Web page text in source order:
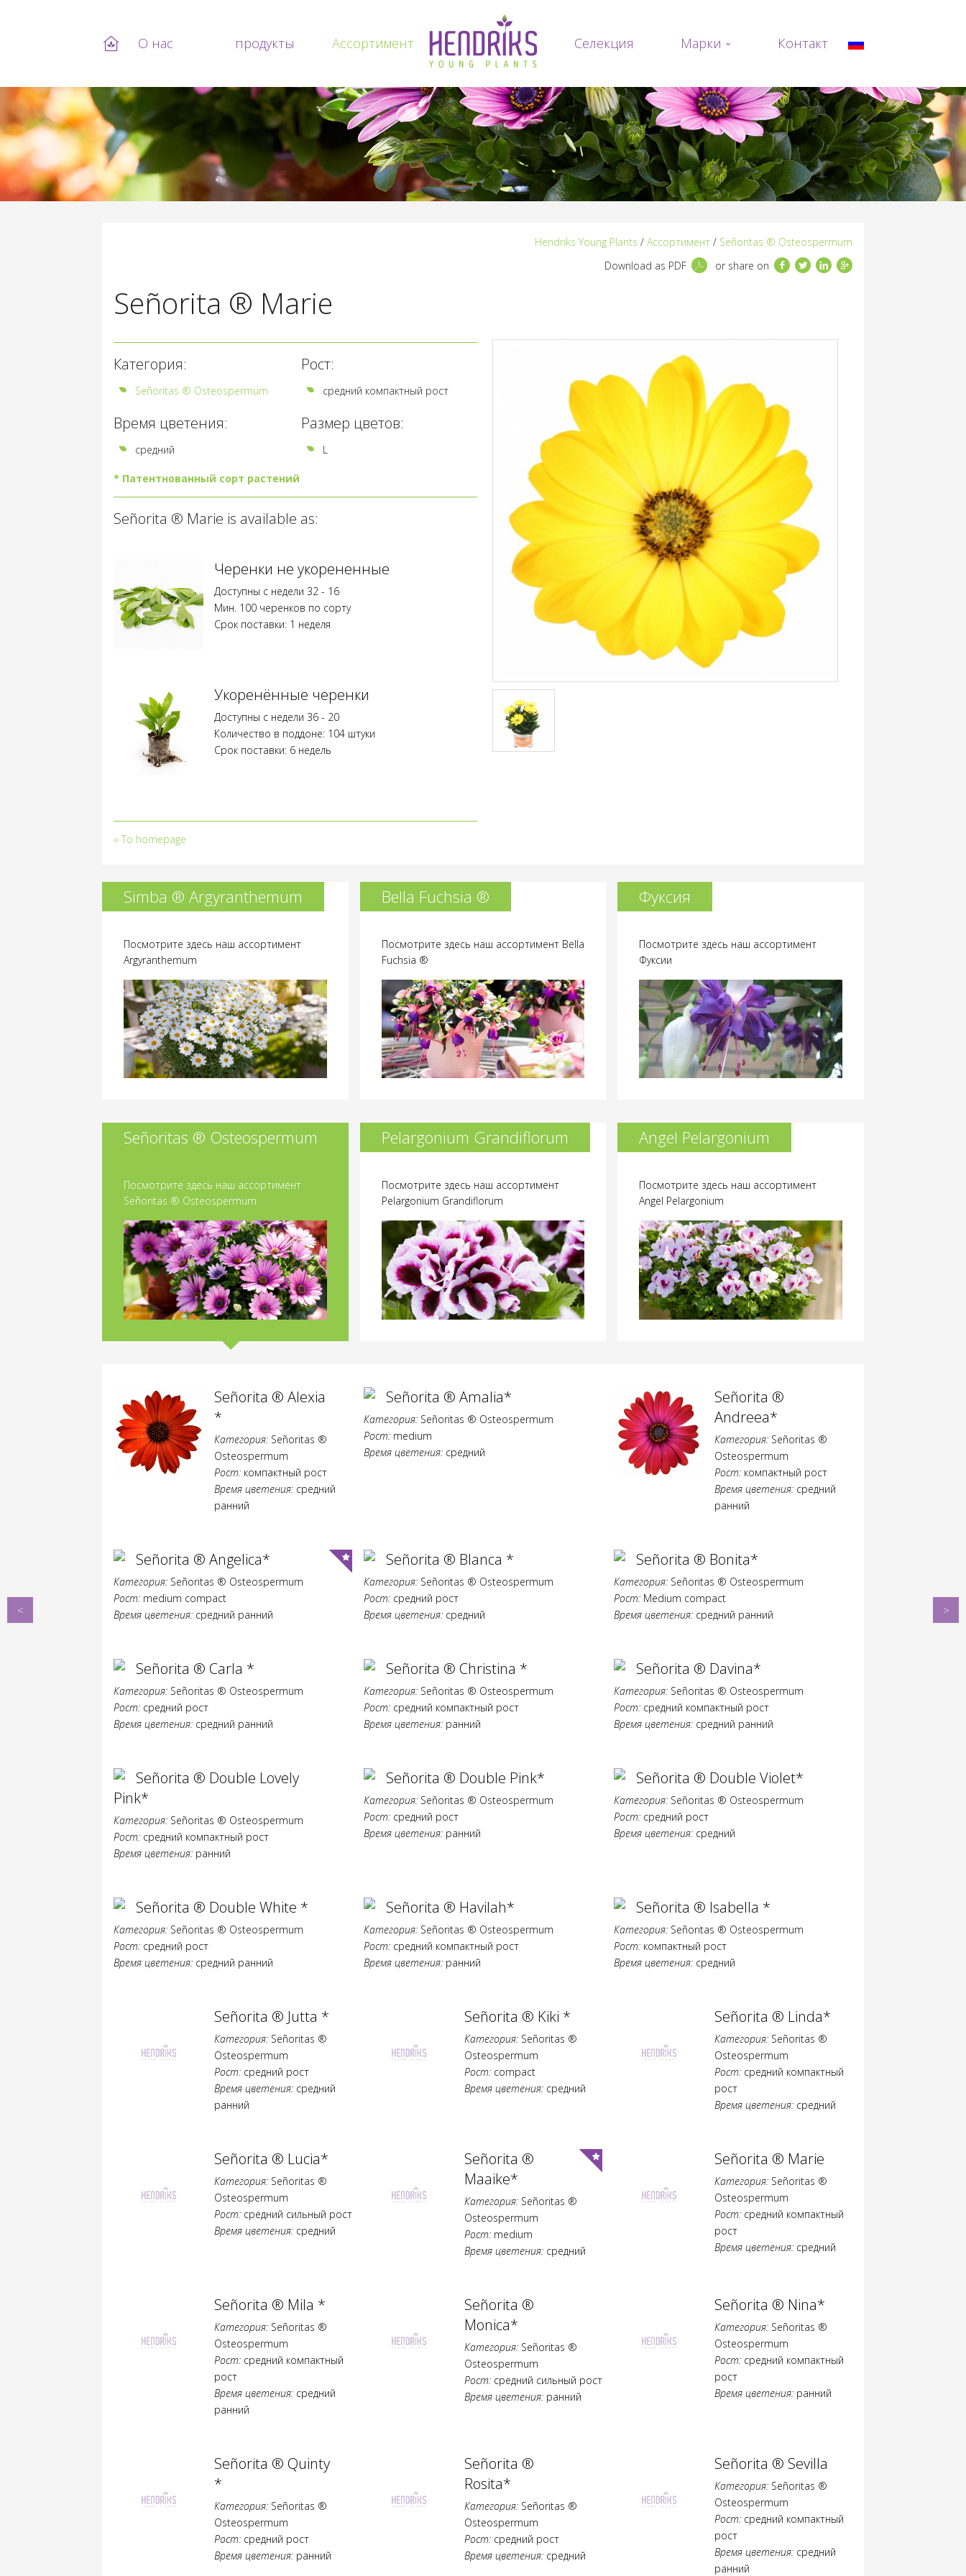
О нас продукты Ассортимент Voorpagina Селекция Марки Контакт
Hendriks Young Plants / Ассортимент / Señoritas ® Osteospermum
Download as PDF
or share on Facebook
TwitterLinkedInGoogle+
Señorita ® Marie
Категория:
Señoritas ® Osteospermum
Время цветения:
средний
Рост:
средний компактный рост
Размер цветов:
L
* Патентнованный сорт растений
виды
селекционеров
растений
действительной
лицензии
илидоговора
размножение
Señorita ® Marie is available as:
Черенки не укорененные
Доступны с недели 32 - 16
Мин. 100 черенков по сорту
Срок поставки: 1 неделя
Укоренённые черенки
Доступны с недели 36 - 20
Количество в поддоне: 104 штуки
Срок поставки: 6 недель
« To homepage
Simba ® Argyranthemum
Посмотрите здесь наш ассортимент
Argyranthemum
Bella Fuchsia ®
Посмотрите здесь наш ассортимент Bella
Fuchsia ®
Фуксия
Посмотрите здесь наш ассортимент
Фуксии
Señoritas ® Osteospermum
Посмотрите здесь наш ассортимент
Señoritas ® Osteospermum
Pelargonium Grandiflorum
Посмотрите здесь наш ассортимент
Pelargonium Grandiflorum
Angel Pelargonium
Посмотрите здесь наш ассортимент
Angel Pelargonium
Señorita ® Alexia
*
Категория: Señoritas ®
Osteospermum
Рост: компактный рост
Время цветения: средний
ранний
Señorita ® Amalia*
Категория: Señoritas ® Osteospermum
Рост: medium
Время цветения: средний
Señorita ®
Andreea*
Категория: Señoritas ®
Osteospermum
Рост: компактный рост
Время цветения: средний
ранний
Señorita ® Angelica*
Категория: Señoritas ® Osteospermum
Рост: medium compact
Время цветения: средний ранний
Señorita ® Blanca *
Категория: Señoritas ® Osteospermum
Рост: средний рост
Время цветения: средний
Señorita ® Bonita*
Категория: Señoritas ® Osteospermum
Рост: Medium compact
Время цветения: средний ранний
Señorita ® Carla *
Категория: Señoritas ® Osteospermum
Рост: средний рост
Время цветения: средний ранний
Señorita ® Christina *
Категория: Señoritas ® Osteospermum
Рост: средний компактный рост
Время цветения: ранний
Señorita ® Davina*
Категория: Señoritas ® Osteospermum
Рост: средний компактный рост
Время цветения: средний ранний
Señorita ® Double Lovely
Pink*
Категория: Señoritas ® Osteospermum
Рост: средний компактный рост
Время цветения: ранний
Señorita ® Double Pink*
Категория: Señoritas ® Osteospermum
Рост: средний рост
Время цветения: ранний
Señorita ® Double Violet*
Категория: Señoritas ® Osteospermum
Рост: средний рост
Время цветения: средний
Señorita ® Double White *
Категория: Señoritas ® Osteospermum
Рост: средний рост
Время цветения: средний ранний
Señorita ® Havilah*
Категория: Señoritas ® Osteospermum
Рост: средний компактный рост
Время цветения: ранний
Señorita ® Isabella *
Категория: Señoritas ® Osteospermum
Рост: компактный рост
Время цветения: средний
Señorita ® Jutta *
Категория: Señoritas ®
Osteospermum
Рост: средний рост
Время цветения: средний
ранний
Señorita ® Kiki *
Категория: Señoritas ®
Osteospermum
Рост: compact
Время цветения: средний
Señorita ® Linda*
Категория: Señoritas ®
Osteospermum
Рост: средний компактный
рост
Время цветения: средний
Señorita ® Lucia*
Категория: Señoritas ®
Osteospermum
Рост: средний сильный рост
Время цветения: средний
Señorita ®
Maaike*
Категория: Señoritas ®
Osteospermum
Рост: medium
Время цветения: средний
Señorita ® Marie
Категория: Señoritas ®
Osteospermum
Рост: средний компактный
рост
Время цветения: средний
Señorita ® Mila *
Категория: Señoritas ®
Osteospermum
Рост: средний компактный
рост
Время цветения: средний
ранний
Señorita ®
Monica*
Категория: Señoritas ®
Osteospermum
Рост: средний сильный рост
Время цветения: ранний
Señorita ® Nina*
Категория: Señoritas ®
Osteospermum
Рост: средний компактный
рост
Время цветения: ранний
Señorita ® Quinty
*
Категория: Señoritas ®
Osteospermum
Рост: средний рост
Время цветения: ранний
Señorita ®
Rosita*
Категория: Señoritas ®
Osteospermum
Рост: средний рост
Время цветения: средний
Señorita ® Sevilla
Категория: Señoritas ®
Osteospermum
Рост: средний компактный
рост
Время цветения: средний
ранний